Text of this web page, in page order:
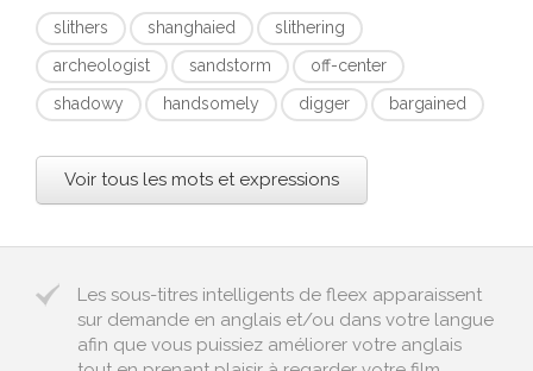
slithers shanghaied
slithering
archeologist
sandstorm
off-center
shadowy
handsomely digger bargained
Voir tous les mots et expressions
Les sous-titres intelligents de fleex apparaissent
sur demande en anglais et/ou dans votre langue
afin que vous puissiez améliorer votre anglais